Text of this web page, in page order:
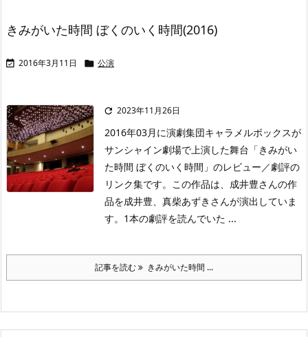
きみがいた時間 ぼくのいく時間(2016)
 2016年3月11日  公演
 2023年11月26日
2016年03月に演劇集団キャラメルボックスが
サンシャイン劇場で上演した舞台「きみがい
た時間 ぼくのいく時間」のレビュー／劇評の
リンク集です。この作品は、成井豊さんの作
品を成井豊、真柴あずきさんが演出していま
す。1本の劇評を読んでいた ...
記事を読む きみがいた時間 ...